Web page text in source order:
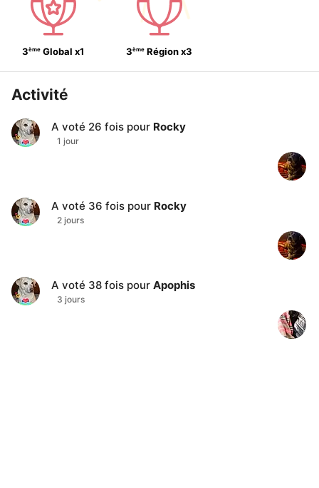
3ème Global x1 3ème Région x3
Activité
A voté 26 fois pour Rocky
1 jour
A voté 36 fois pour Rocky
2 jours
A voté 38 fois pour Apophis
3 jours